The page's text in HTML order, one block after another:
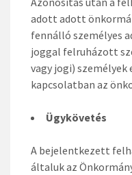
adott adott
fennálló személyes
joggal felruházott
vagy jogi)
kapcsolatban az
Ügykövetés
A bejelentkezett
általuk az